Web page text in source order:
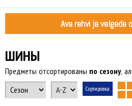
Ava rehvi ja velgede
ШИНЫ
Предметы отсортированы по сезону,